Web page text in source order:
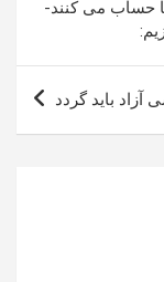
حساب می کنند-
باید گردد